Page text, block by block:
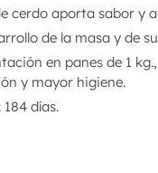
cerdo aporta sabor y
de la masa y de
en panes de 1
y mayor higiene.
días.